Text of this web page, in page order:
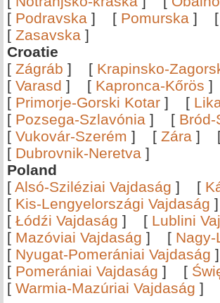
[ Podravska ] [ Pomurska ] [
[ Zasavska ]
Croatie
[ Zágráb ] [ Krapinsko-
[ Varasd ] [ Kapronca-Kőrös ]
[ Primorje-Gorski Kotar ] [
[ Pozsega-Szlavónia ] [ Bród-
[ Vukovár-Szerém ] [ Zára ]
[ Dubrovnik-Neretva ]
Poland
[ Alsó-Sziléziai Vajdaság ] [
[ Kis-Lengyelországi Vajdaság
[ Łódźi Vajdaság ] [ Lublini
[ Mazóviai Vajdaság ] [
[ Nyugat-Pomerániai Vajdaság
[ Pomerániai Vajdaság ] [
[ Warmia-Mazúriai Vajdaság ]